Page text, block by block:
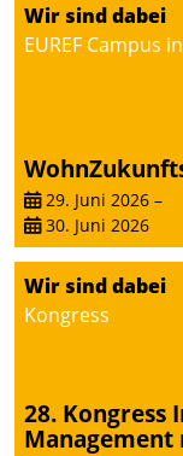
Wir sind dabei
EUREF Campus
29. Juni 2026 –
30. Juni 2026
Wir sind dabei
Kongress
28. Kongress
Management